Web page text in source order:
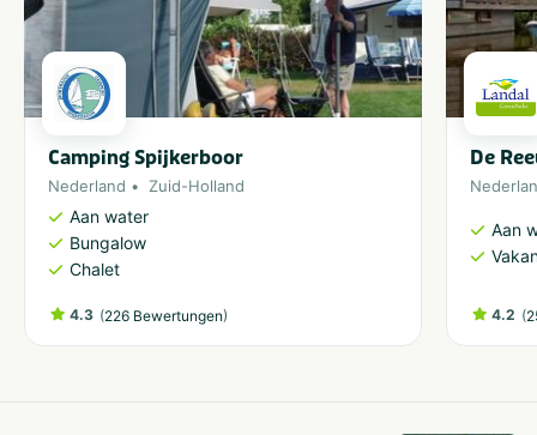
Camping Spijkerboor
Nederland Zuid-Holland
Aan water
Bungalow
Chalet
4.3 (226 Bewertungen)
De
Aan
4.2 (